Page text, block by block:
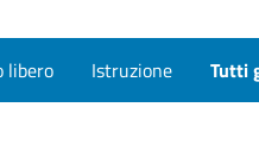
libero Istruzione Tutti